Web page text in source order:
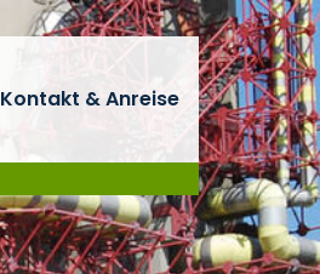
Kontakt & Anreise